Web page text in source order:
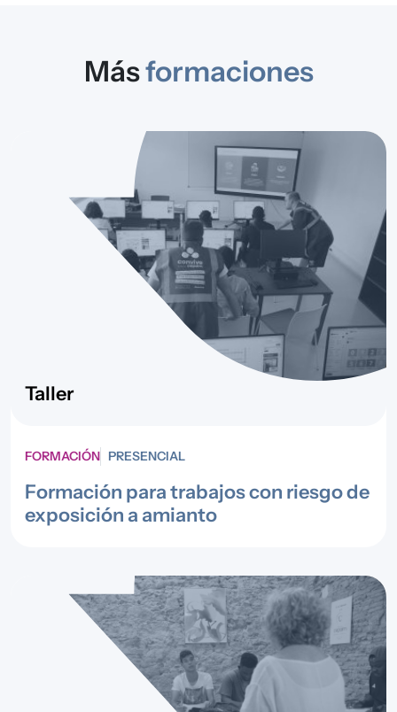
Másformaciones
Taller
FORMACIÓN PRESENCIAL
Formación para trabajos con riesgo de
exposición a amianto